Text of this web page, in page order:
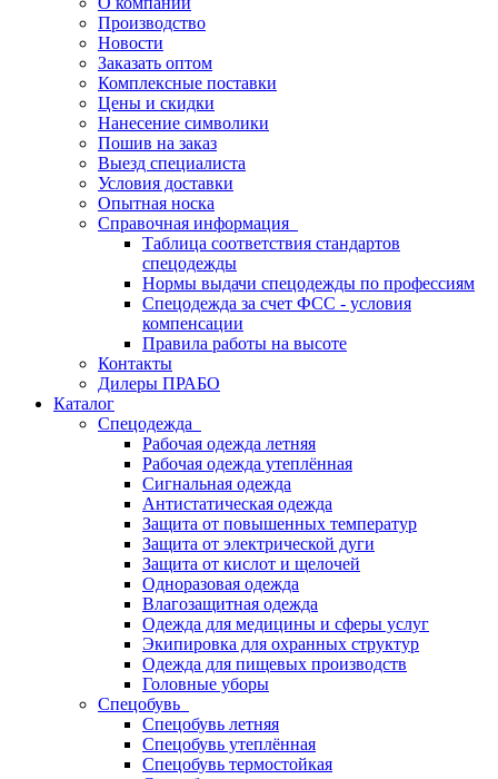
Производство
Новости
Заказать оптом
Комплексные поставки
Цены и скидки
Нанесение символики
Пошив на заказ
Выезд специалиста
Условия доставки
Опытная носка
Справочная информация
Таблица соответствия стандартов
спецодежды
Нормы выдачи спецодежды по профессиям
Спецодежда за счет ФСС - условия
компенсации
Правила работы на высоте
Контакты
Дилеры ПРАБО
Каталог
Спецодежда
Рабочая одежда летняя
Рабочая одежда утеплённая
Сигнальная одежда
Антистатическая одежда
Защита от повышенных температур
Защита от электрической дуги
Защита от кислот и щелочей
Одноразовая одежда
Влагозащитная одежда
Одежда для медицины и сферы услуг
Экипировка для охранных структур
Одежда для пищевых производств
Головные уборы
Спецобувь
Спецобувь летняя
Спецобувь утеплённая
Спецобувь термостойкая